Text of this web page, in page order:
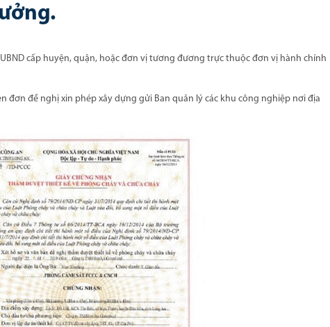
cấp huyện, quận, hoặc đơn vị tương đương trực thuộc đơn vị hành chính
đơn đề nghị xin phép xây dựng gửi Ban quản lý các khu công nghiệp nơi địa